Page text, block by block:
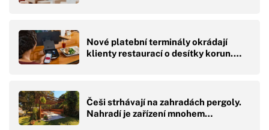
Nové platební terminály okrádají
klienty restaurací o desítky korun.…
Češi strhávají na zahradách pergoly.
Nahradí je zařízení mnohem…